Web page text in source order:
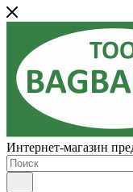
Интернет-магазин